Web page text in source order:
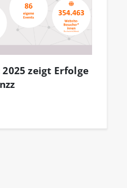
Tag der offenen
Bundesregierung:
Talente statt
Stereotype!
zeigt Erfolge